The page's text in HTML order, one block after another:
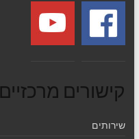
קישורים מרכזיים
שירותים